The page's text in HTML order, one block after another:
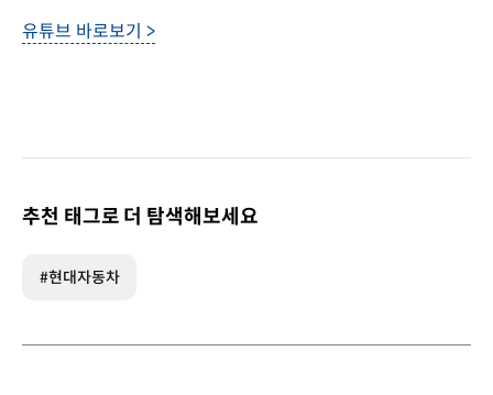
유튜브 바로보기 >
추천 태그로 더 탐색해보세요
#현대자동차